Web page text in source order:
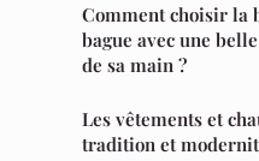
Comment choisir la
bague avec une
de sa main ?
Les vêtements et
tradition et